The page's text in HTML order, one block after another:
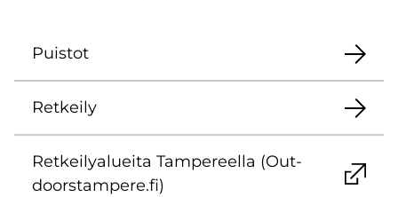
Puis­tot
Ret­kei­ly
Ret­kei­ly­aluei­ta Tam­pe­reel­la (Out­
doors­tam­pe­re.fi)